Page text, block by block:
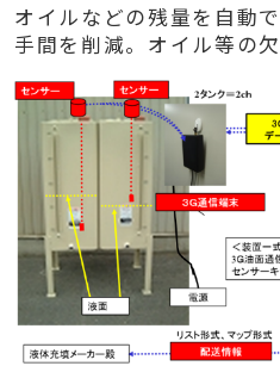
オイルなどの残量を自動
手間を削減。オイル等の欠